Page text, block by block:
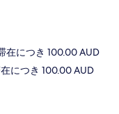
在につき 100.00 AUD
在につき 100.00 AUD